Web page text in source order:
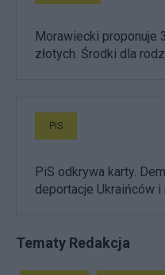
Morawiecki proponuje
złotych. Środki dla
PiS
PiS odkrywa karty.
deportacje Ukraińców
Tematy Redakcja